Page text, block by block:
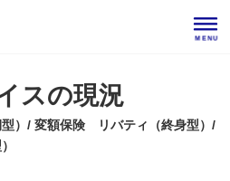
MENU
スの現況
）/ 変額保険 リバティ（終身型）/